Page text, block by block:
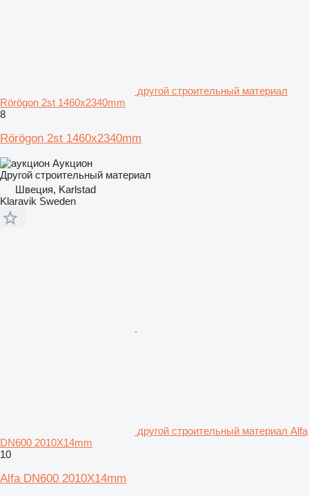
другой строительный материал
Rörögon 2st 1460x2340mm
8
Rörögon 2st 1460x2340mm
Аукцион
Другой строительный материал
Швеция, Karlstad
Klaravik Sweden
другой строительный материал Alfa
DN600 2010X14mm
10
Alfa DN600 2010X14mm